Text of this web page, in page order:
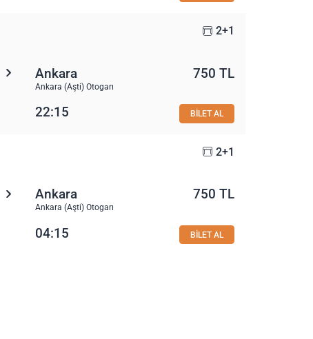
2+1
Ankara
Ankara (Aşti) Otogarı
750 TL
22:15 BİLET AL
2+1
Ankara
Ankara (Aşti) Otogarı
750 TL
04:15 BİLET AL